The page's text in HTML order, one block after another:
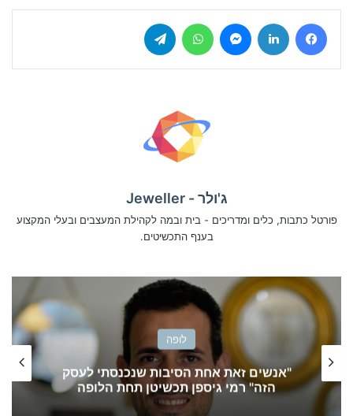
Facebook
LinkedIn
Messenger
WhatsApp
ג'ולר - Jeweller
פורטל כתבות, כלים ומדריכים - בית ובמה לקהילת המעצבים ובעלי המקצוע
בענף התכשיטים.
לופה
"אנשים זאת אחת הסיבות שנכנסתי לעסק
הזה" רמי גיספן תכשיטן תחת הלופה